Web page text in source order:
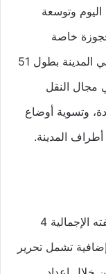
اليوم وتوسعة
خاصة
بالباصات على سبع محاور طرقية رئيسية في المدينة بطول 51
مجال النقل
أجرة جديدة، وتسوية أوضاع
المدينة.
وسيصاحب تنفيذ هذا المشروع الذي تبلغ كلفته الإجمالية 4
تشمل تحرير